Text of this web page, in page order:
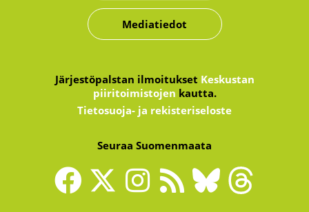
Mediatiedot
Järjestöpalstan ilmoitukset Keskustan
piiritoimistojen kautta.
Tietosuoja- ja rekisteriseloste
Seuraa Suomenmaata